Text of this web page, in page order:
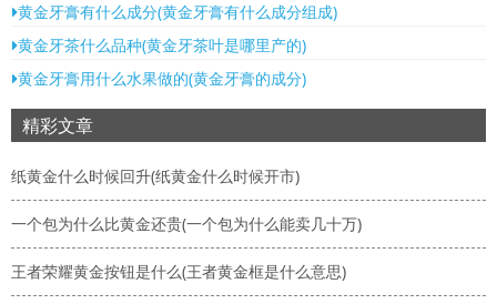
黄金牙膏有什么成分(黄金牙膏有什么成分组成)
黄金牙茶什么品种(黄金牙茶叶是哪里产的)
黄金牙膏用什么水果做的(黄金牙膏的成分)
精彩文章
纸黄金什么时候回升(纸黄金什么时候开市)
一个包为什么比黄金还贵(一个包为什么能卖几十万)
王者荣耀黄金按钮是什么(王者黄金框是什么意思)